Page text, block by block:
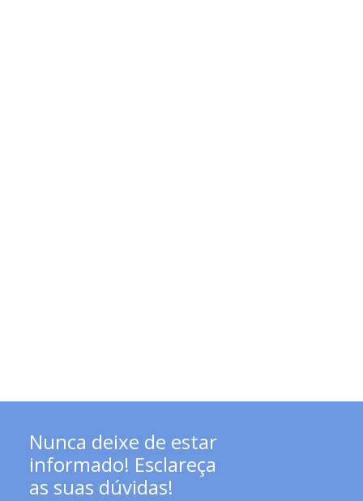
Nunca deixe de estar
informado! Esclareça
as suas dúvidas!